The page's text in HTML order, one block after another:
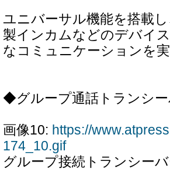
ユニバーサル機能を搭載
製インカムなどのデバイ
なコミュニケーションを実
◆グループ通話トランシー
画像10: https://
174_10.gif
グループ接続トランシー